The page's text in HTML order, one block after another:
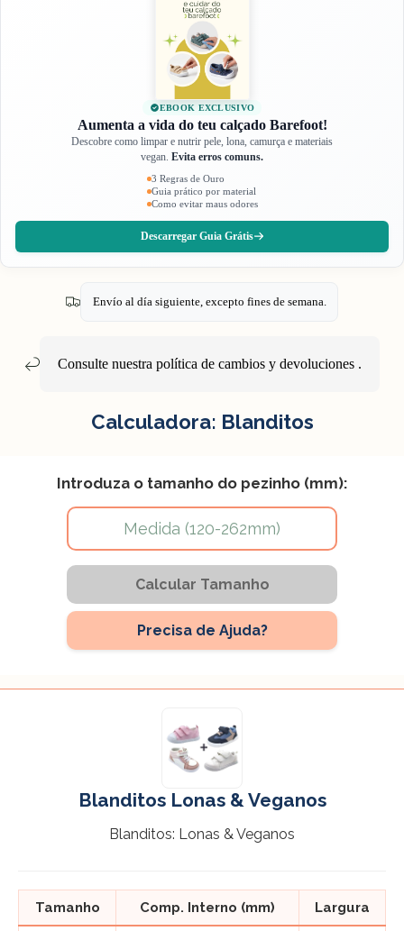
EBOOK EXCLUSIVO
Aumenta a vida do teu calçado Barefoot!
Descobre como limpar e nutrir pele, lona, camurça e materiais
vegan. Evita erros comuns.
3 Regras de Ouro
Guia prático por material
Como evitar maus odores
Descarregar Guia Grátis
Envío al día siguiente, excepto fines de semana.
Consulte nuestra política de cambios y devoluciones.
Calculadora: Blanditos
Introduza o tamanho do pezinho (mm):
Calcular Tamanho
Precisa de Ajuda?
Blanditos Lonas & Veganos
Blanditos: Lonas & Veganos
Tamanho Comp. Interno (mm) Largura